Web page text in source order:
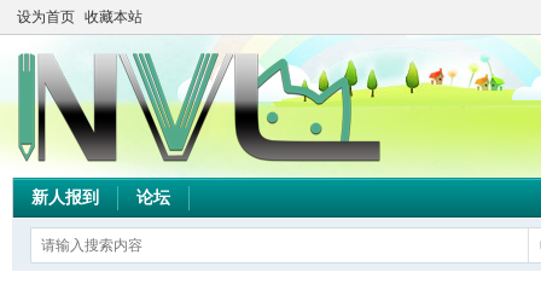
设为首页 收藏本站
新人报到 论坛